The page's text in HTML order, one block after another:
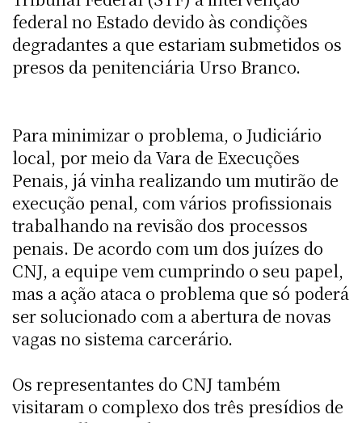
federal no Estado devido às condições
degradantes a que estariam submetidos os
presos da penitenciária Urso Branco.
Para minimizar o problema, o Judiciário
local, por meio da Vara de Execuções
Penais, já vinha realizando um mutirão de
execução penal, com vários profissionais
trabalhando na revisão dos processos
penais. De acordo com um dos juízes do
CNJ, a equipe vem cumprindo o seu papel,
mas a ação ataca o problema que só poderá
ser solucionado com a abertura de novas
vagas no sistema carcerário.
Os representantes do CNJ também
visitaram o complexo dos três presídios de